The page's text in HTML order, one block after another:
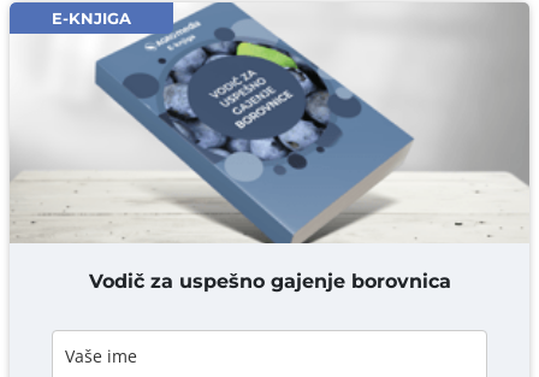
Email* obavezno
Komentar* obavezno
DODAJ KOMENTAR
E-KNJIGA
Vodič za uspešno gajenje borovnica